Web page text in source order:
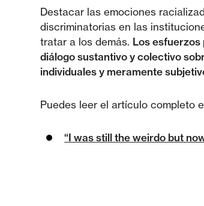
Destacar las emociones
discriminatorias en las
tratar a los demás. Los esfuerzos
diálogo sustantivo y colectivo
individuales y meramente
Puedes leer el artículo completo
“I was still the weirdo but